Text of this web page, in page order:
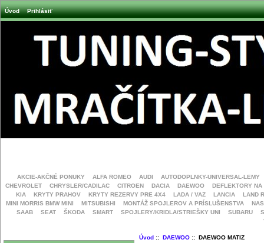
Úvod Prihlásiť
AKCIE-AKČNÉ PONUKY ALFA ROMEO AUDI
AUTODOPLNKY-UNIVERSAL-LEMY
CHEVROLET
CHRYSLER/CADILAC CITROEN DACIA DAEWOO
DEFLEKTORY NA
KIA
KRYTY PRAHOV KRYTY REZERVY PRE 4X4 LADA / VAZ LANCIA
LAND
MINI MORRIS BMW MINI
MITSUBISHI MONTÁŽ SPOJLEROV A PRÍSLUŠENSTVA
SAAB
SEAT ŠKODA SMART SPOJLERY/KRIDLA/STRIEŠKY UNI SUBARU
Úvod:: DAEWOO:: DAEWOO MATIZ